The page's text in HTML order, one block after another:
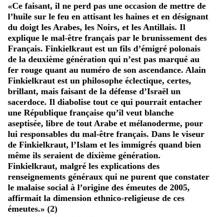
«Ce faisant, il ne perd pas une occasion de mettre de
l’huile sur le feu en attisant les haines et en désignant
du doigt les Arabes, les Noirs, et les Antillais. Il
explique le mal-être français par le brunissement des
Français. Finkielkraut est un fils d’émigré polonais
de la deuxième génération qui n’est pas marqué au
fer rouge quant au numéro de son ascendance. Alain
Finkielkraut est un philosophe éclectique, certes,
brillant, mais faisant de la défense d’Israël un
sacerdoce. Il diabolise tout ce qui pourrait entacher
une République française qu’il veut blanche
aseptisée, libre de tout Arabe et mélanoderme, pour
lui responsables du mal-être français. Dans le viseur
de Finkielkraut, l’Islam et les immigrés quand bien
même ils seraient de dixième génération.
Finkielkraut, malgré les explications des
renseignements généraux qui ne purent que constater
le malaise social à l’origine des émeutes de 2005,
affirmait la dimension ethnico-religieuse de ces
émeutes.» (2)